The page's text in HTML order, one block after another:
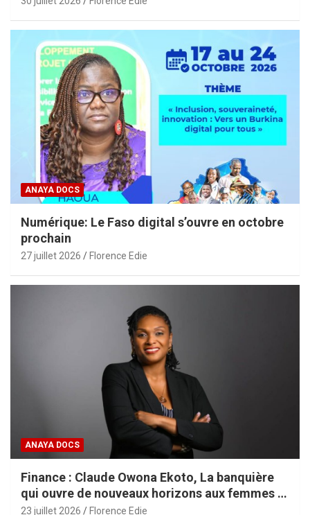
ANAYA DOCS
Numérique: Le Faso digital s’ouvre en octobre
prochain
27 juillet 2026 Florence Edie
ANAYA DOCS
Finance : Claude Owona Ekoto, La banquière
qui ouvre de nouveaux horizons aux femmes et
aux PME africaines
23 juillet 2026 Florence Edie